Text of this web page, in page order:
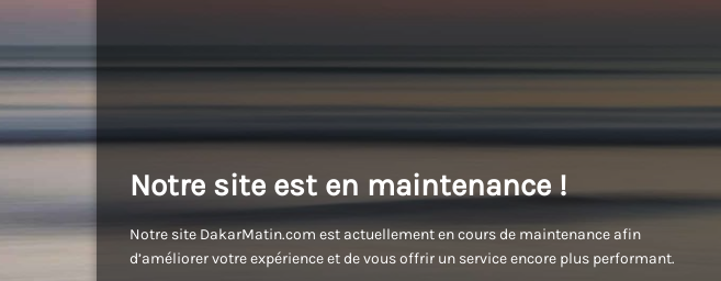
Notre site est en maintenance !
Notre site DakarMatin.com est actuellement en cours de maintenance afin
d’améliorer votre expérience et de vous offrir un service encore plus performant.